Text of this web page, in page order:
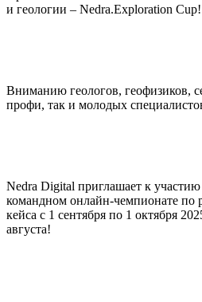
и геологии – Nedra.Exploration Cup!
Вниманию геологов, геофизиков,
профи, так и молодых
Nedra Digital приглашает к
командном онлайн-чемпионате по
кейса с 1 сентября по 1 октября
августа!